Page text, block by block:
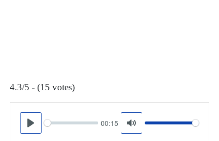
4.3/5 - (15 votes)
Play
Seek 00:15
Mute
Volume